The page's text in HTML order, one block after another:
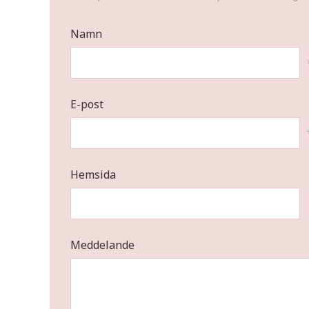
Namn
E-post
Hemsida
Meddelande